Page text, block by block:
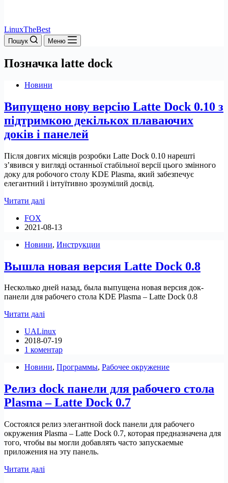
LinuxTheBest
Пошук Меню
Позначка latte dock
Новини
Випущено нову версію Latte Dock 0.10 з
підтримкою декількох плаваючих
доків і панелей
Після довгих місяців розробки Latte Dock 0.10 нарешті
з’явився у вигляді останньої стабільної версії цього змінного
доку для робочого столу KDE Plasma, який забезпечує
елегантний і інтуїтивно зрозумілий досвід.
Читати далі
Latte
0.10
підтримкою
декількох
плаваючих
доків
і
FOX
2021-08-13
Новини, Инструкции
Вышла новая версия Latte Dock 0.8
Несколько дней назад, была выпущена новая версия док-
панели для рабочего стола KDE Plasma – Latte Dock 0.8
Читати далі
версия
Latte
Dock
UALinux
2018-07-19
1 коментар
Новини, Программы, Рабочее окружение
Релиз dock панели для рабочего стола
Plasma – Latte Dock 0.7
Состоялся релиз элегантной dock панели для рабочего
окружения Plasma – Latte Dock 0.7, которая предназначена для
того, чтобы вы могли добавлять часто запускаемые
приложения на эту панель.
Читати далі